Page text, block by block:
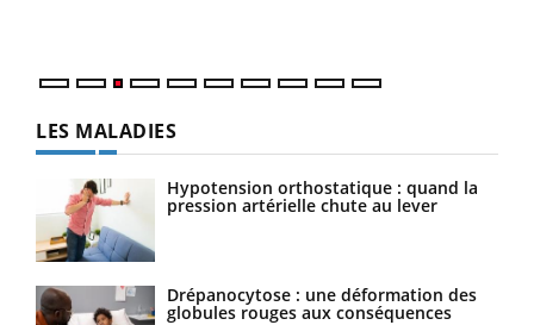
LES MALADIES
Hypotension orthostatique : quand la
pression artérielle chute au lever
Drépanocytose : une déformation des
globules rouges aux conséquences